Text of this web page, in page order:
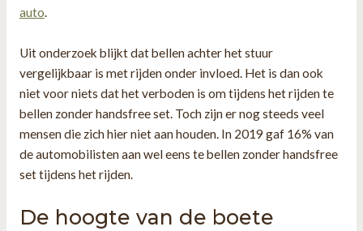
auto.
Uit onderzoek blijkt dat bellen achter het stuur
vergelijkbaar is met rijden onder invloed. Het is dan ook
niet voor niets dat het verboden is om tijdens het rijden te
bellen zonder handsfree set. Toch zijn er nog steeds veel
mensen die zich hier niet aan houden. In 2019 gaf 16% van
de automobilisten aan wel eens te bellen zonder handsfree
set tijdens het rijden.
De hoogte van de boete